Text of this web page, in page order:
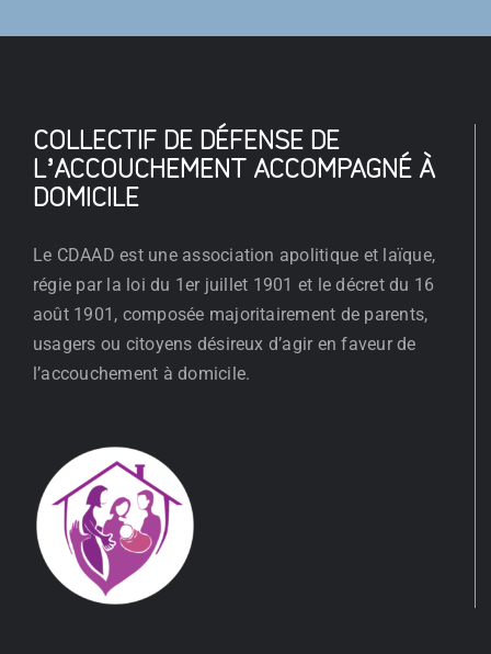
COLLECTIF DE DÉFENSE DE
L’ACCOUCHEMENT ACCOMPAGNÉ À
DOMICILE
Le CDAAD est une association apolitique et laïque,
régie par la loi du 1er juillet 1901 et le décret du 16
août 1901, composée majoritairement de parents,
usagers ou citoyens désireux d’agir en faveur de
l’accouchement à domicile.